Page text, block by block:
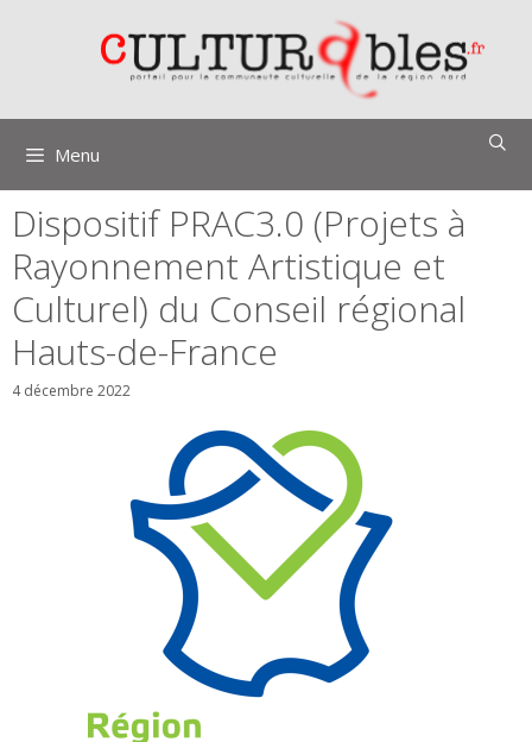
Menu
Dispositif PRAC3.0 (Projets à
Rayonnement Artistique et
Culturel) du Conseil régional
Hauts-de-France
4 décembre 2022